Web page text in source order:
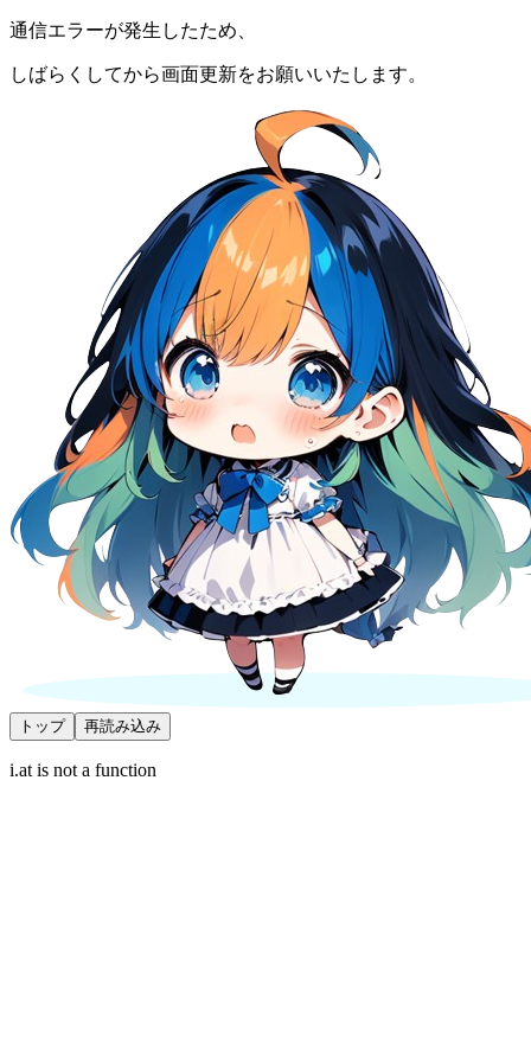
通信エラーが発生したため、
しばらくしてから画面更新をお願いいたします。
トップ 再読み込み
i.at is not a function